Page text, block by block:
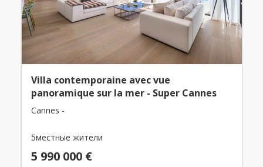
Villa contemporaine avec vue
panoramique sur la mer - Super Cannes
Cannes -
5местные жители
5 990 000 €